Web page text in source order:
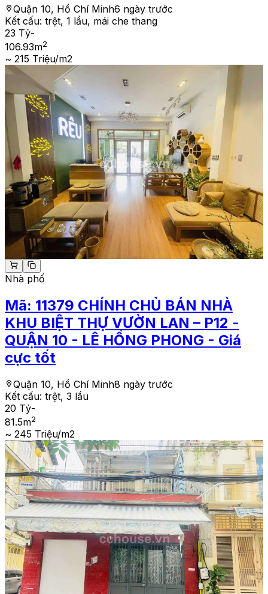
Quận 10, Hồ Chí Minh6 ngày trước
Kết cấu: trệt, 1 lầu, mái che thang
23 Tỷ-
106.93m2
~ 215 Triệu/m2
Nhà phố
Mã: 11379 CHÍNH CHỦ BÁN NHÀ
KHU BIỆT THỰ VƯỜN LAN – P12 -
QUẬN 10 - LÊ HỒNG PHONG - Giá
cực tốt
Quận 10, Hồ Chí Minh8 ngày trước
Kết cấu: trệt, 3 lầu
20 Tỷ-
81.5m2
~ 245 Triệu/m2